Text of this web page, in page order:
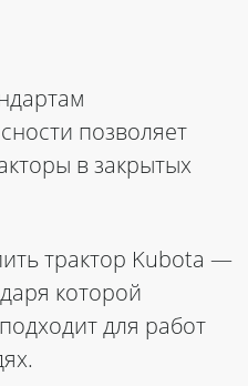
позволяет
в закрытых
трактор Kubota —
которой
для работ